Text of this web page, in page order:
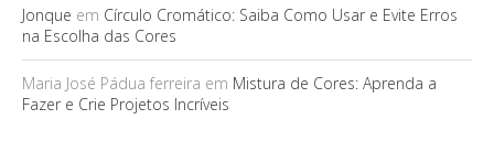
Jonque em Círculo Cromático: Saiba Como Usar e Evite Erros
na Escolha das Cores
Maria José Pádua ferreira em Mistura de Cores: Aprenda a
Fazer e Crie Projetos Incríveis